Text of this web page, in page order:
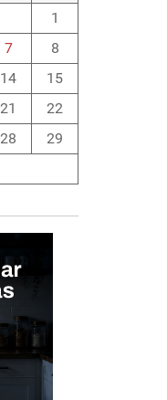
1
7
8
14
15
21
22
28
29